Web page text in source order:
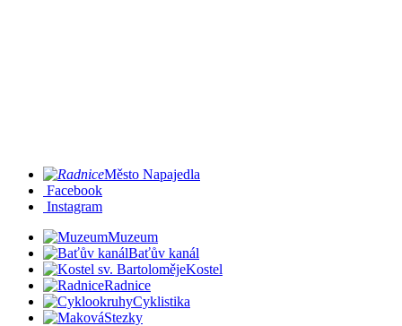
Město Napajedla
Facebook
Instagram
Muzeum
Baťův kanál
Kostel
Radnice
Cyklistika
Stezky